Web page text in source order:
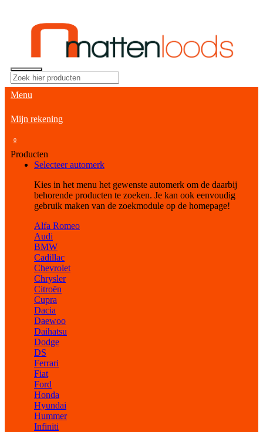
Menu
Mijn rekening
0
Producten
Selecteer automerk
Kies in het menu het gewenste automerk om de daarbij
behorende producten te zoeken. Je kan ook eenvoudig
gebruik maken van de zoekmodule op de homepage!
Alfa Romeo
Audi
BMW
Cadillac
Chevrolet
Chrysler
Citroën
Cupra
Dacia
Daewoo
Daihatsu
Dodge
DS
Ferrari
Fiat
Ford
Honda
Hyundai
Hummer
Infiniti